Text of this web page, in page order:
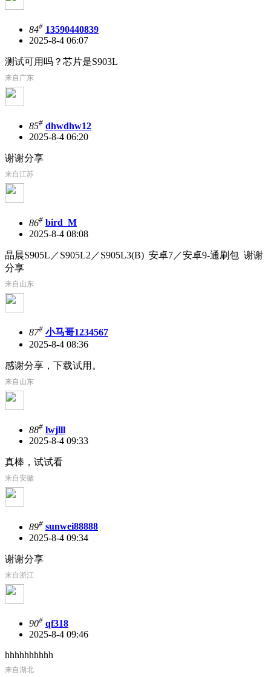
84# 13590440839
2025-8-4 06:07
测试可用吗？芯片是S903L
来自广东
85# dhwdhw12
2025-8-4 06:20
谢谢分享
来自江苏
86# bird_M
2025-8-4 08:08
晶晨S905L／S905L2／S905L3(B) 安卓7／安卓9-通刷包 谢谢
分享
来自山东
87# 小马哥1234567
2025-8-4 08:36
感谢分享，下载试用。
来自山东
88# lwjlll
2025-8-4 09:33
真棒，试试看
来自安徽
89# sunwei88888
2025-8-4 09:34
谢谢分享
来自浙江
90# qf318
2025-8-4 09:46
hhhhhhhhhh
来自湖北